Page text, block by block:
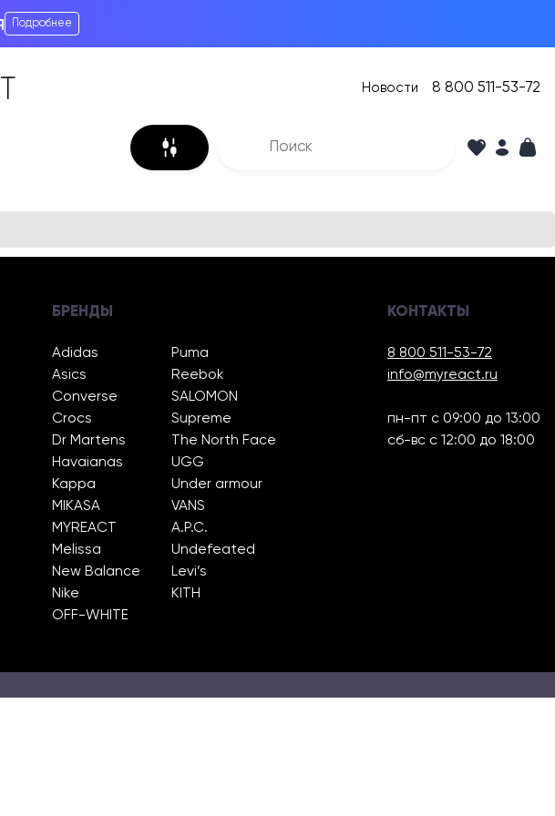
Подробнее
Новости 8 800 511-53-72
БРЕНДЫ
Adidas
Asics
Converse
Crocs
Dr Martens
Havaianas
Kappa
MIKASA
MYREACT
Melissa
New Balance
Nike
OFF-WHITE
Puma
Reebok
SALOMON
Supreme
The North Face
UGG
Under armour
VANS
A.P.C.
Undefeated
Levi’s
KITH
КОНТАКТЫ
8 800 511-53-72
info@myreact.ru
пн-пт с 09:00 до 13:00
сб-вс с 12:00 до 18:00